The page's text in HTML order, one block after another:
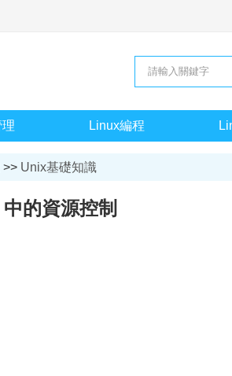
Linux編程
>> Unix基礎知識
的資源控制